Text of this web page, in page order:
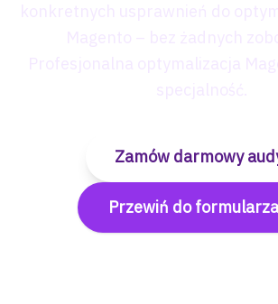
konkretnych usprawnień do
Zamów darmowy
Przewiń do